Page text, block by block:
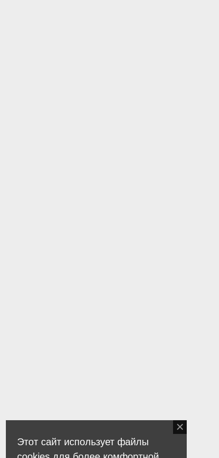
Этот сайт использует файлы